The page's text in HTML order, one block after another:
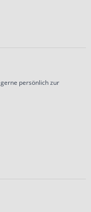
persönlich zur